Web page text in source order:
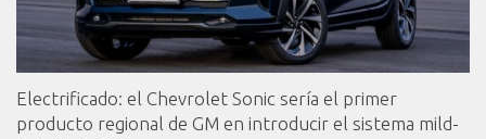
Electrificado: el Chevrolet Sonic sería el primer
producto regional de GM en introducir el sistema mild-